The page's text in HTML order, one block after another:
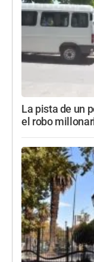
La pista de un
el robo